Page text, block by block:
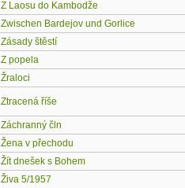
Z Laosu do Kambodže
Zwischen Bardejov und Gorlice
Zásady štěstí
Z popela
Žraloci
Ztracená říše
Záchranný čln
Žena v přechodu
Žít dnešek s Bohem
Živa 5/1957